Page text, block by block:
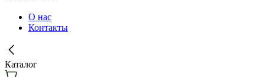
О нас
Контакты
Каталог